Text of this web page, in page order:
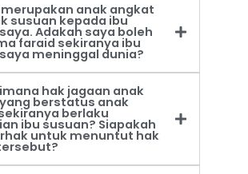
merupakan anak angkat
susuan kepada ibu
Adakah saya boleh
faraid sekiranya ibu
meninggal dunia?
hak jagaan anak
berstatus anak
berlaku
ibu susuan? Siapakah
untuk menuntut hak